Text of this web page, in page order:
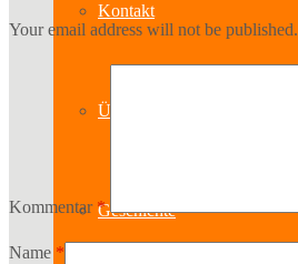
Kontakt
Über uns
Geschichte
Your email address will not be published.
Kommentar *
Name *